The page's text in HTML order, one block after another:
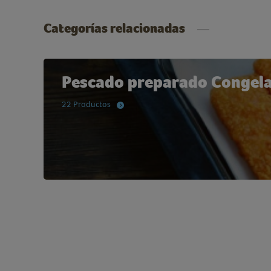
Categorías relacionadas
Pescado preparado
22 Productos